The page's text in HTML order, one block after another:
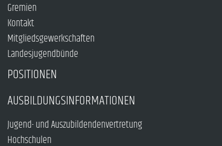
Gremien
Kontakt
Mitgliedsgewerkschaften
Landesjugendbünde
POSITIONEN
AUSBILDUNGSINFORMATIONEN
Jugend- und Auszubildendenvertretung
Hochschulen